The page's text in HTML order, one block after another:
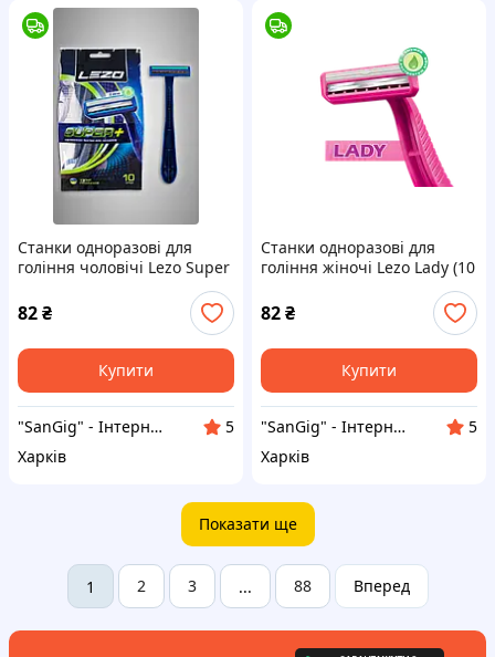
Станки одноразові для
гоління чоловічі Lezo Super
82₴
Купити
"SanGig" - Інтернет-магазин
5
Харків
Станки одноразові для
гоління жіночі Lezo Lady (10
82₴
Купити
"SanGig" - Інтернет-магазин
5
Харків
Показати ще
1 2 3 ... 88 Вперед